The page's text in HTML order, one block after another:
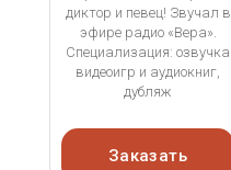
диктор и певец! Звучал в
эфире радио «Вера».
Специализация: озвучка
видеоигр и аудиокниг,
дубляж
Заказать